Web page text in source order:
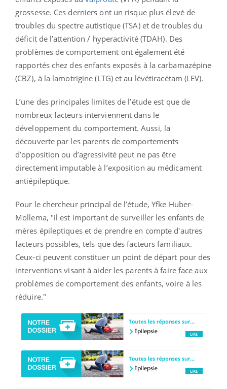
grossesse. Ces derniers ont un risque plus élevé de
troubles du spectre autistique (TSA) et de troubles du
déficit de l’attention / hyperactivité (TDAH). Des
problèmes de comportement ont également été
rapportés chez des enfants exposés à la carbamazépine
(CBZ), à la lamotrigine (LTG) et au lévétiracétam (LEV).
L’une des principales limites de l’étude est que de
nombreux facteurs interviennent dans le
développement du comportement. Aussi, la
découverte par les parents de comportements
d’opposition ou d’agressivité peut ne pas être
directement imputable à l’exposition au médicament
antiépileptique.
Pour le chercheur principal de l’étude, Yfke Huber-
Mollema, "il est important de surveiller les enfants de
mères épileptiques et de prendre en compte d'autres
facteurs possibles, tels que des facteurs familiaux.
Ceux-ci peuvent constituer un point de départ pour des
interventions visant à aider les parents à faire face aux
problèmes de comportement des enfants, voire à les
réduire."